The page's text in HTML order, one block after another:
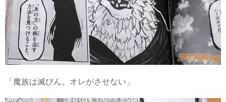
「魔族は滅びん。オレがさせない」